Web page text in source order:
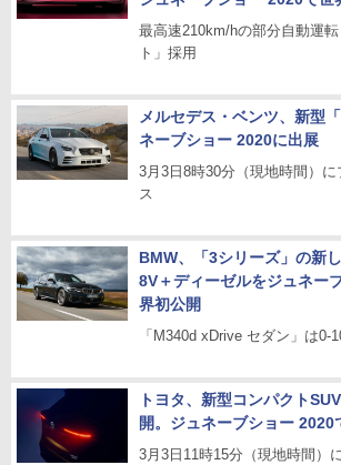
最高速210km/hの部分自動運
ト」採用
メルセデス・ベンツ、新型
ネーブショー 2020に出展
3月3日8時30分（現地時間）
ス
BMW、「3シリーズ」の新
8V＋ディーゼルをジュネー
界初公開
「M340d xDrive セダン」は0-
トヨタ、新型コンパクト
開。ジュネーブショー 2020
3月3日11時15分（現地時間）